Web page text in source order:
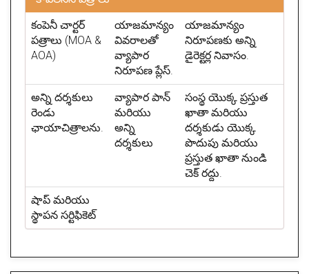
కంపెనీ చార్టర్
పత్రాలు (MOA &
AOA)
యాజమాన్యం
వివరాలతో
వ్యాపార
నిరూపణ ప్లేస్.
యాజమాన్యం
నిరూపణకు అన్ని
డైరెక్టర్ల నివాసం.
అన్ని దర్శకులు
రెండు
ఛాయాచిత్రాలను.
వ్యాపార పాన్
మరియు
అన్ని
దర్శకులు
సంస్థ యొక్క ప్రస్తుత
ఖాతా మరియు
దర్శకుడు యొక్క
పొదుపు మరియు
ప్రస్తుత ఖాతా నుండి
చెక్ రద్దు.
షాప్ మరియు
స్థాపన సర్టిఫికెట్